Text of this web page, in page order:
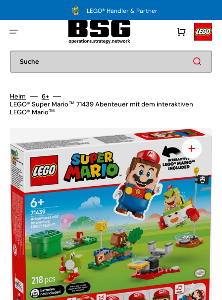
LEGO® Händler & Partner
Suche
Warenkorb
Heim
6+
LEGO® Super Mario™ 71439 Abenteuer mit dem interaktiven
LEGO® Mario™
Medien
1
in
Galerieansicht
öffnen